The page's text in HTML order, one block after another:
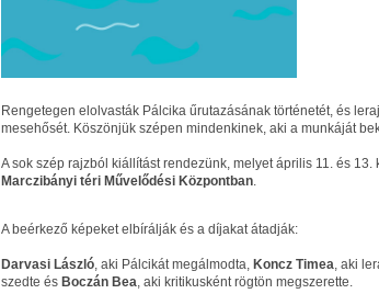
Rengetegen elolvasták Pálcika űrutazásának történetét, és
mesehősét. Köszönjük szépen mindenkinek, aki a munkáját
A sok szép rajzból kiállítást rendezünk, melyet április 11. és
Marczibányi téri Művelődési Központban.
A beérkező képeket elbírálják és a díjakat átadják:
Darvasi László, aki Pálcikát megálmodta, Koncz Timea, aki
szedte és Boczán Bea, aki kritikusként rögtön megszerette.